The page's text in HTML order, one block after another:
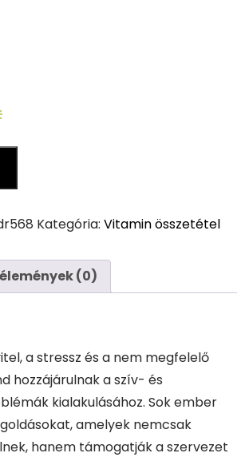
was:
Kategória: Vitamin összetétel
(0)
a stressz és a nem megfelelő
hozzájárulnak a szív- és
kialakulásához. Sok ember
amelyek nemcsak
hanem támogatják a szervezet